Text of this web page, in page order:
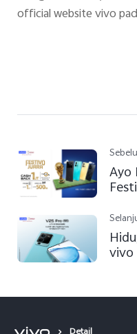
official website vivo
Ayo
vivo